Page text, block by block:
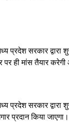
प्रदेश सरकार
पर ही मांस तैयार
प्रदेश सरकार
प्रदान किया जाएगा।